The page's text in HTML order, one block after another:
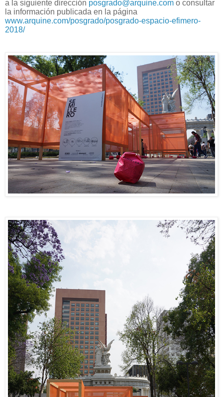
a la siguiente dirección posgrado@arquine.com o consultar
la información publicada en la página
www.arquine.com/posgrado/posgrado-espacio-efimero-
2018/